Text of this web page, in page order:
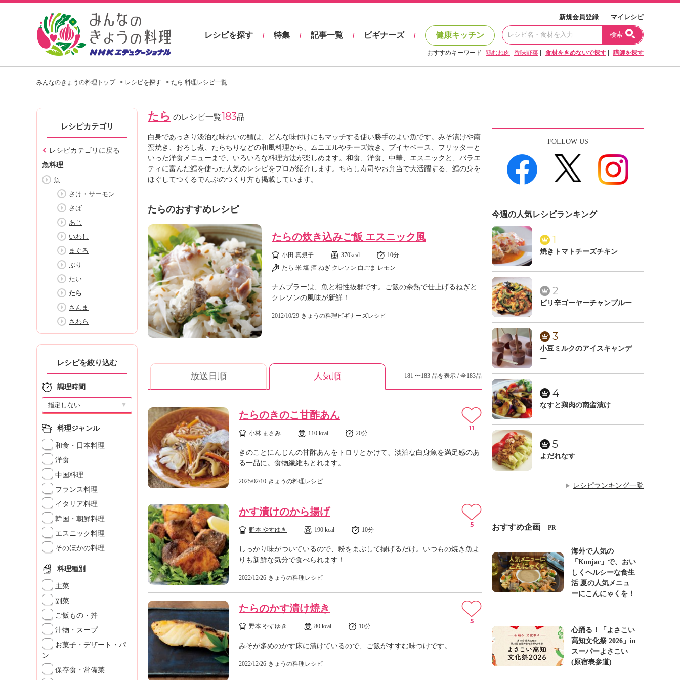
し
シ
を
見
つ
け
よ
N
K
エ
デ
ュ
ケ
ー
シ
ョ
ナ
ル
「
き
う
の
料
理
」
新規会員登録 マイレシピ
レシピを探す / 特集 / 記事一覧 / ビギナーズ / 健康キッチン 検索
おすすめキーワード 鶏むね肉 香味野菜 食材をきめないで探す 講師を探す
みんなのきょうの料理トップ レシピを探す たら 料理レシピ一覧
レシピカテゴリ
レシピカテゴリに戻る
魚料理
魚
さけ・サーモン
さば
あじ
いわし
まぐろ
ぶり
たい
たら
さんま
さわら
レシピを絞り込む
調理時間
▼
料理ジャンル
和食・日本料理
洋食
中国料理
フランス料理
イタリア料理
韓国・朝鮮料理
エスニック料理
そのほかの料理
料理種別
主菜
副菜
ご飯もの・丼
汁物・スープ
お菓子・デザート・パ
ン
保存食・常備菜
たら のレシピ一覧183品
白身であっさり淡泊な味わいの鱈は、どんな味付けにもマッチする使い勝手のよい魚です。みそ漬けや南
蛮焼き、おろし煮、たらちりなどの和風料理から、ムニエルやチーズ焼き、ブイヤベース、フリッターと
いった洋食メニューまで、いろいろな料理方法が楽しめます。和食、洋食、中華、エスニックと、バラエ
ティに富んだ鱈を使った人気のレシピをプロが紹介します。ちらし寿司やお弁当で大活躍する、鱈の身を
ほぐしてつくるでんぶのつくり方も掲載しています。
たらのおすすめレシピ
たらの炊き込みご飯 エスニック風
小田 真規子 370kcal
10分
たら 米 塩 酒 ねぎ クレソン 白ごま レモン
ナムプラーは、魚と相性抜群です。ご飯の余熱で仕上げるねぎと
クレソンの風味が新鮮！
2012/10/29 きょうの料理ビギナーズレシピ
放送日順 人気順 181 〜183 品を表示 / 全183品
たらのきのこ甘酢あん
小林 まさみ 110 kcal 20分
きのことにんじんの甘酢あんをトロリとかけて、淡泊な白身魚を満足感のあ
る一品に。食物繊維もとれます。
2025/02/10 きょうの料理レシピ
11
かす漬けのから揚げ
野本 やすゆき 190 kcal 10分
しっかり味がついているので、粉をまぶして揚げるだけ。いつもの焼き魚よ
りも新鮮な気分で食べられます！
2022/12/26 きょうの料理レシピ
5
たらのかす漬け焼き
野本 やすゆき 80 kcal 10分
みそが多めのかす床に漬けているので、ご飯がすすむ味つけです。
2022/12/26 きょうの料理レシピ
5
FOLLOW US
今週の人気レシピランキング
1
焼きトマトチーズチキン
2
ピリ辛ゴーヤーチャンプルー
3
小豆ミルクのアイスキャンデ
ー
4
なすと鶏肉の南蛮漬け
5
よだれなす
▶ レシピランキング一覧
おすすめ企画 PR
海外で人気の
「Konjac」で、おい
しくヘルシーな食生
活 夏の人気メニュ
ーにこんにゃくを！
心踊る！「よさこい
高知文化祭 2026」in
スーパーよさこい
(原宿表参道)